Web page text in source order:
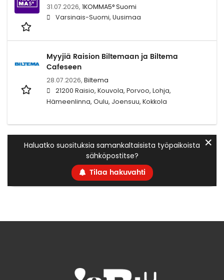
31.07.2026, 1KOMMA5° Suomi
Varsinais-Suomi, Uusimaa
Myyjiä Raision Biltemaan ja Biltema
Cafeseen
28.07.2026, Biltema
21200 Raisio, Kouvola, Porvoo, Lohja,
Hämeenlinna, Oulu, Joensuu, Kokkola
Haluatko suosituksia samankaltaisista työpaikoista
sähköpostitse?
Tilaa hakuvahti
✕